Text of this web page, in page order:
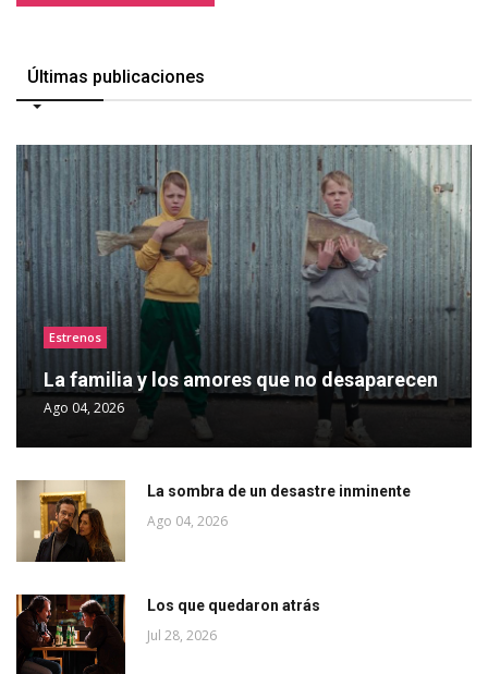
Últimas publicaciones
Estrenos
La familia y los amores que no desaparecen
Ago 04, 2026
La sombra de un desastre inminente
Ago 04, 2026
Los que quedaron atrás
Jul 28, 2026